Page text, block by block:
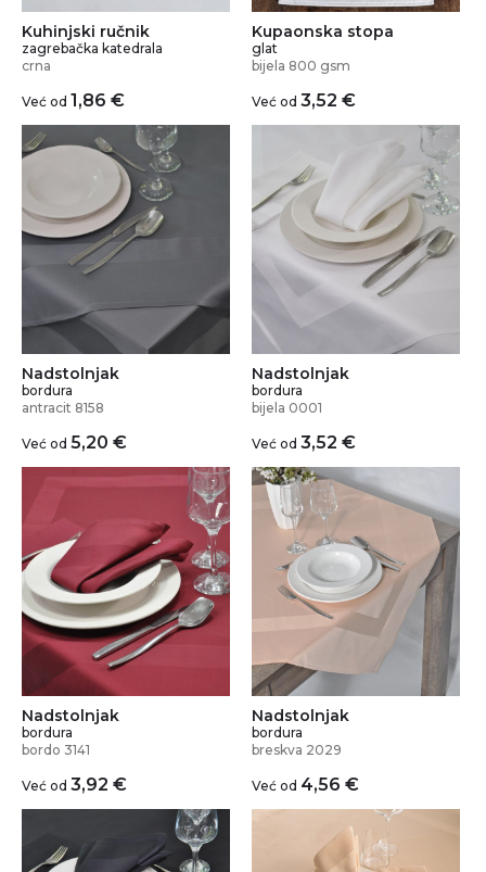
Kuhinjski ručnik
zagrebačka katedrala
crna
Već od 1,86 €
Kupaonska stopa
glat
bijela 800 gsm
Već od 3,52 €
Nadstolnjak
bordura
antracit 8158
Već od 5,20 €
Nadstolnjak
bordura
bijela 0001
Već od 3,52 €
Nadstolnjak
bordura
bordo 3141
Već od 3,92 €
Nadstolnjak
bordura
breskva 2029
Već od 4,56 €